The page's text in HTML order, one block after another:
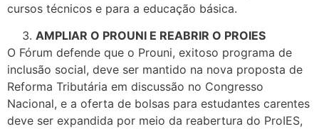
cursos técnicos e para a educação básica.
AMPLIAR O PROUNI E REABRIR O PROIES
O Fórum defende que o Prouni, exitoso programa de
inclusão social, deve ser mantido na nova proposta de
Reforma Tributária em discussão no Congresso
Nacional, e a oferta de bolsas para estudantes carentes
deve ser expandida por meio da reabertura do ProIES,